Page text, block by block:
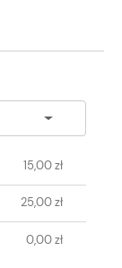
15,00 zł
25,00 zł
0,00 zł